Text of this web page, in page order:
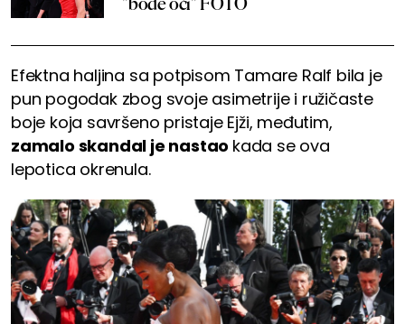
Efektna haljina sa potpisom Tamare Ralf bila je
pun pogodak zbog svoje asimetrije i ružičaste
boje koja savršeno pristaje Ejži, međutim,
zamalo skandal je nastao kada se ova
lepotica okrenula.